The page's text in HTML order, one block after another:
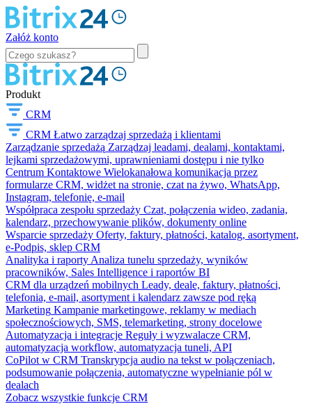
Załóż konto
Produkt
CRM
CRM Łatwo zarządzaj sprzedażą i klientami
Zarządzanie sprzedażą Zarządzaj leadami, dealami, kontaktami,
lejkami sprzedażowymi, uprawnieniami dostępu i nie tylko
Centrum Kontaktowe Wielokanałowa komunikacja przez
formularze CRM, widżet na stronie, czat na żywo, WhatsApp,
Instagram, telefonię, e-mail
Współpraca zespołu sprzedaży Czat, połączenia wideo, zadania,
kalendarz, przechowywanie plików, dokumenty online
Wsparcie sprzedaży Oferty, faktury, płatności, katalog, asortyment,
e-Podpis, sklep CRM
Analityka i raporty Analiza tunelu sprzedaży, wyników
pracowników, Sales Intelligence i raportów BI
CRM dla urządzeń mobilnych Leady, deale, faktury, płatności,
telefonia, e-mail, asortyment i kalendarz zawsze pod ręką
Marketing Kampanie marketingowe, reklamy w mediach
społecznościowych, SMS, telemarketing, strony docelowe
Automatyzacja i integracje Reguły i wyzwalacze CRM,
automatyzacja workflow, automatyzacja tuneli, API
CoPilot w CRM Transkrypcja audio na tekst w połączeniach,
podsumowanie połączenia, automatyczne wypełnianie pól w
dealach
Zobacz wszystkie funkcje CRM